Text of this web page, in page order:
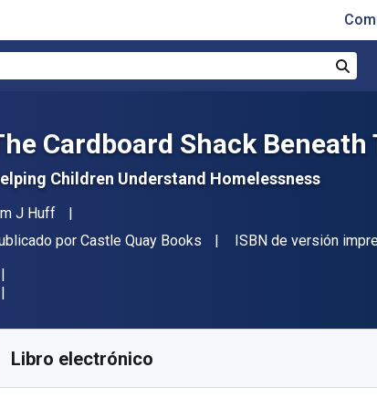
Cardboard Shack Beneath
Children Understand Homelessness
J Huff
por Castle Quay Books ISBN de versión
Libro electrónico